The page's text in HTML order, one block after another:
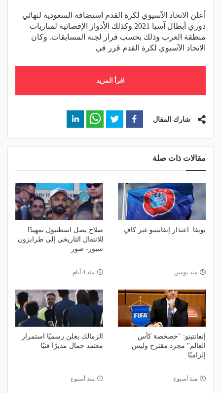
أعلن الاتحاد الآسيوي لكرة القدم استضافة السعودية لنهائي
دوري أبطال آسيا 2021 وكذلك الأدوار الإقصائية لمباريات
منطقة الغرب وذلك بحسب قرار لجنة المسابقات. وكان
الاتحاد الآسيوي لكرة القدم قرر في
اقرأ المزيد
شارك المقال
مقالات ذات صلة
يويفا: اعتذار إنفانتينو غير كافٍ
منذ يومين
صلاح يصل اسطنبول تمهيدًا
للانتقال التاريخي إلى طرابزون
سبور- صور
منذ 4 أيام
إنفانتينو: "خصخصة كأس
العالم" مجرد مقترح وليس
إلزاميًا
منذ أسبوع
الزمالك يعلن رسميًا استمرار
معتمد جمال مديرًا فنيًا
منذ أسبوع